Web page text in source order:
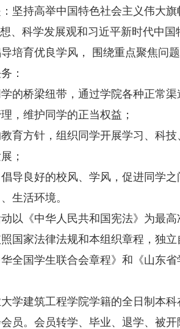
持高举中国特色社会主义伟大旗
、科学发展观和习近平新时代中
培育优良学风， 围绕重点聚焦问题
：
桥梁纽带，通过学院各种正常渠
，维护同学的正当权益；
方针，组织同学开展学习、科技
；
良好的校风、学风，促进同学之
生活环境。
《中华人民共和国宪法》为最高
国家法律法规和本组织章程，独立
国学生联合会章程》和《山东省
建筑工程学院学籍的全日制本科
员。会员转学、毕业、退学、被开